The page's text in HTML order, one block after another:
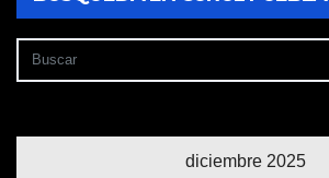
diciembre 2025